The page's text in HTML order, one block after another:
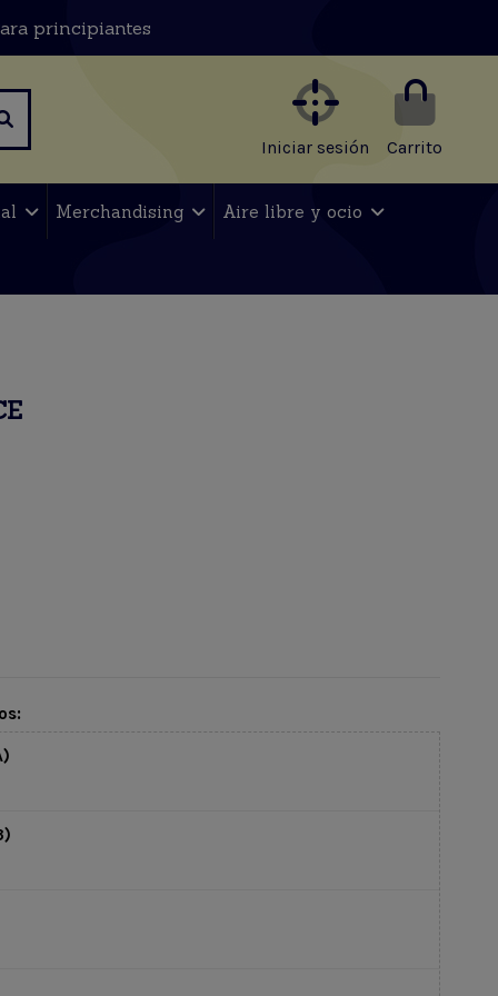
principiantes
Iniciar sesión Carrito
Merchandising Aire libre y ocio